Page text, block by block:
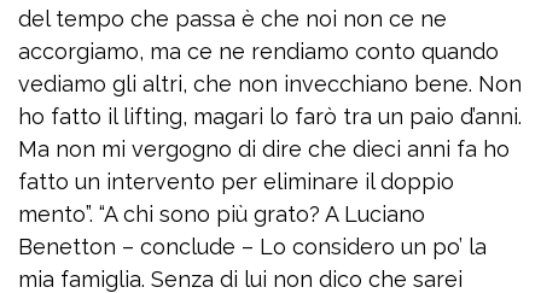
del tempo che passa è che noi non ce ne
accorgiamo, ma ce ne rendiamo conto quando
vediamo gli altri, che non invecchiano bene. Non
ho fatto il lifting, magari lo farò tra un paio d’anni.
Ma non mi vergogno di dire che dieci anni fa ho
fatto un intervento per eliminare il doppio
mento”. “A chi sono più grato? A Luciano
Benetton – conclude – Lo considero un po’ la
mia famiglia. Senza di lui non dico che sarei